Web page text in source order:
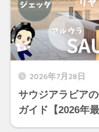
2026年7月28日
サウジアラビア
ガイド【2026年最